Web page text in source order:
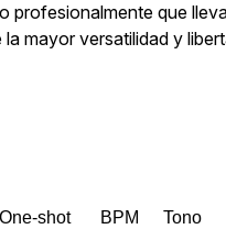
que
mayor versatilidad y
los componentes
Adecuado para un
Perfecto para: Productores
shot BPM Tono